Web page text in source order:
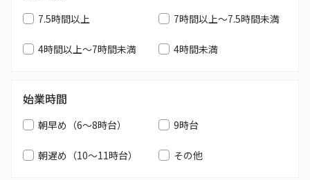
7.5時間以上 7時間以上～7.5時間未満
4時間以上～7時間未満 4時間未満
始業時間
朝早め（6～8時台） 9時台
朝遅め（10～11時台） その他